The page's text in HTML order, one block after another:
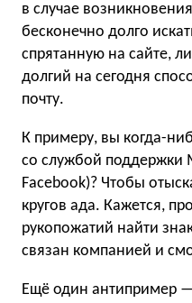
в случае
бесконечно долго
спрятанную на сайте,
долгий на сегодня
почту.
К примеру, вы когда-
со службой поддержки
Facebook)? Чтобы
кругов ада. Кажется,
рукопожатий найти
связан компанией и
Ещё один антипример